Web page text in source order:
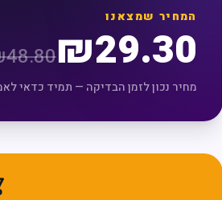
המחיר שמצאנו
₪29.30
48.80
מחיר נכון לזמן הבדיקה — תמיד כדאי